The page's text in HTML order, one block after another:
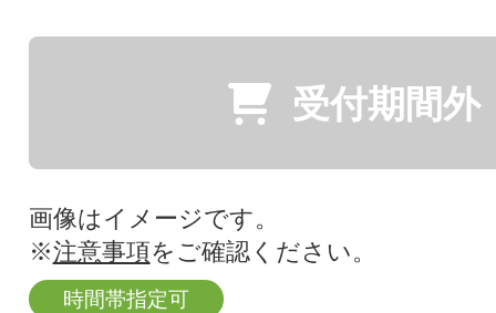
受付期間外
画像はイメージです。
※注意事項をご確認ください。
時間帯指定可